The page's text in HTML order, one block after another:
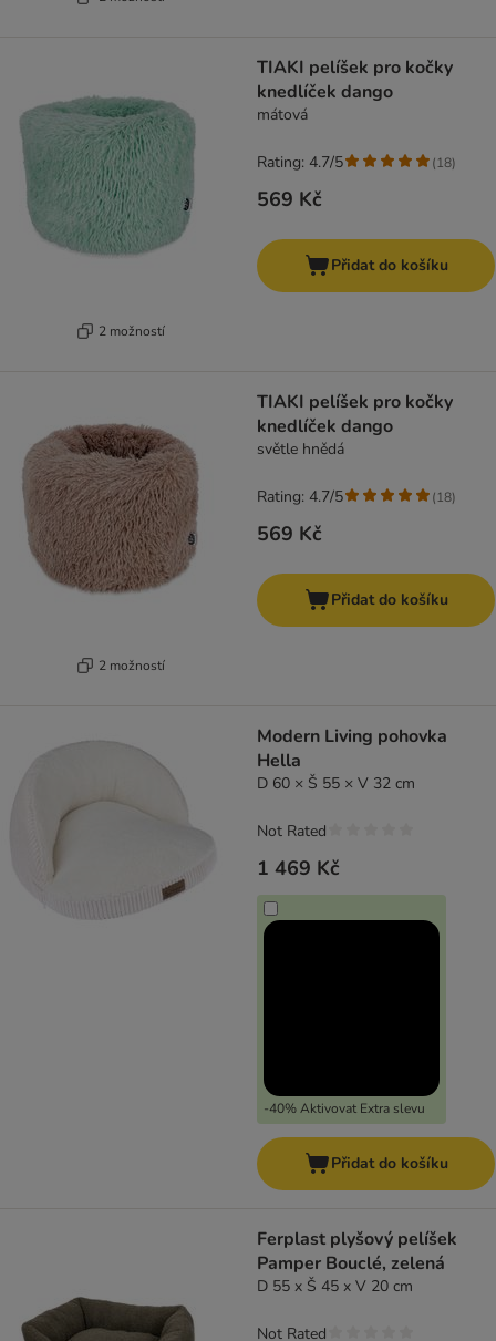
2 možností
TIAKI pelíšek pro kočky
knedlíček dango
mátová
569 Kč
Rating: 4.7/5 (18)
Přidat do košíku
2 možností
TIAKI pelíšek pro kočky
knedlíček dango
světle hnědá
569 Kč
Rating: 4.7/5 (18)
Přidat do košíku
Modern Living pohovka
Hella
D 60 × Š 55 × V 32 cm
1 469 Kč
-40% Aktivovat Extra slevu
Not Rated
Přidat do košíku
Ferplast plyšový pelíšek
Pamper Bouclé, zelená
D 55 x Š 45 x V 20 cm
Not Rated